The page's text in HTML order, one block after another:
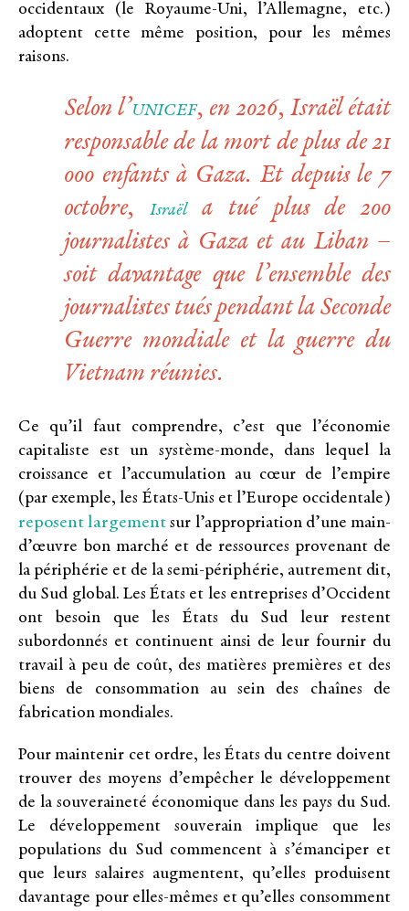
occidentaux (le Royaume-Uni, l’Allemagne, etc.)
adoptent cette même position, pour les mêmes
raisons.
Selon l’UNICEF, en 2026, Israël était
responsable de la mort de plus de 21
000 enfants à Gaza. Et depuis le 7
octobre,
Israëla tué plus de 200
journalistes à Gaza et au Liban –
soit davantage que l’ensemble des
journalistes tués pendant la Seconde
Guerre mondiale et la guerre du
Vietnam réunies.
Ce qu’il faut comprendre, c’est que l’économie
capitaliste est un système-monde, dans lequel la
croissance et l’accumulation au cœur de l’empire
(par exemple, les États-Unis et l’Europe occidentale)
reposent largement sur l’appropriation d’une main-
d’œuvre bon marché et de ressources provenant de
la périphérie et de la semi-périphérie, autrement dit,
du Sud global. Les États et les entreprises d’Occident
ont besoin que les États du Sud leur restent
subordonnés et continuent ainsi de leur fournir du
travail à peu de coût, des matières premières et des
biens de consommation au sein des chaînes de
fabrication mondiales.
Pour maintenir cet ordre, les États du centre doivent
trouver des moyens d’empêcher le développement
de la souveraineté économique dans les pays du Sud.
Le développement souverain implique que les
populations du Sud commencent à s’émanciper et
que leurs salaires augmentent, qu’elles produisent
davantage pour elles-mêmes et qu’elles consomment